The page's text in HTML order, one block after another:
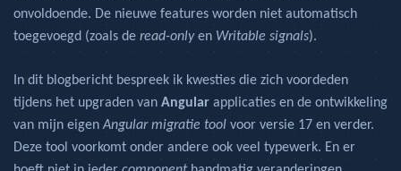
onvoldoende. De nieuwe features worden niet automatisch
toegevoegd (zoals de read-onlyen Writable signals).
In dit blogbericht bespreek ik kwesties die zich voordeden
tijdens het upgraden vanAngular applicaties en de ontwikkeling
van mijn eigenAngular migratie tool voor versie 17 en verder.
Deze tool voorkomt onder andere ook veel typewerk. En er